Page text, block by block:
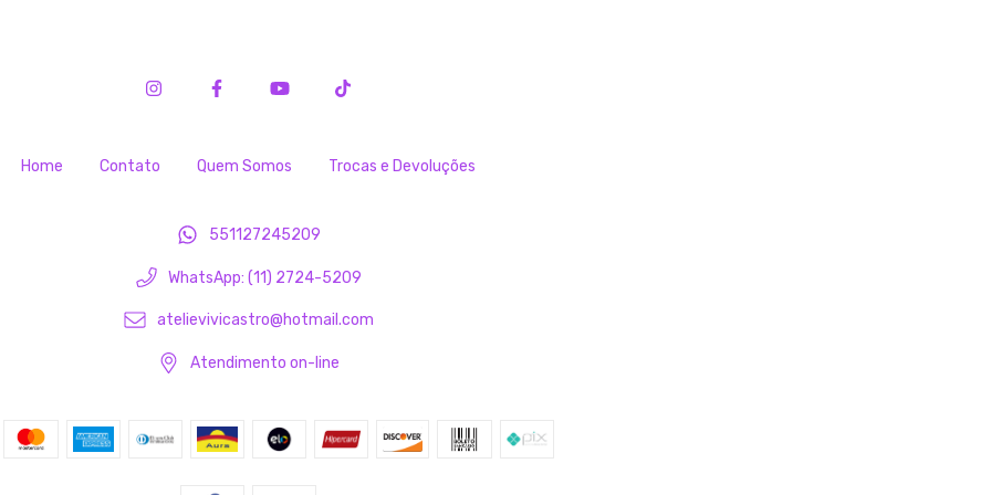
Home Contato Quem Somos Trocas e Devoluções
551127245209
WhatsApp: (11) 2724-5209
atelievivicastro@hotmail.com
Atendimento on-line